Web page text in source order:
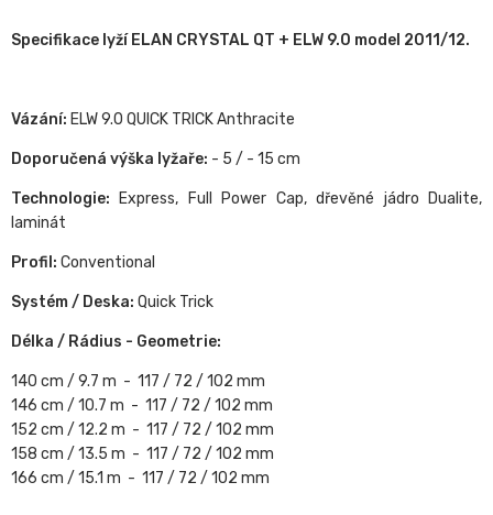
Specifikace lyží ELAN CRYSTAL QT + ELW 9.0 model 2011/12.
Vázání: ELW 9.0 QUICK TRICK Anthracite
Doporučená výška lyžaře: - 5 / - 15 cm
Technologie: Express, Full Power Cap, dřevěné jádro Dualite,
laminát
Profil: Conventional
Systém / Deska: Quick Trick
Délka / Rádius - Geometrie:
140 cm / 9.7 m - 117 / 72 / 102 mm
146 cm / 10.7 m - 117 / 72 / 102 mm
152 cm / 12.2 m - 117 / 72 / 102 mm
158 cm / 13.5 m - 117 / 72 / 102 mm
166 cm / 15.1 m - 117 / 72 / 102 mm